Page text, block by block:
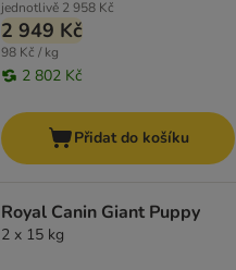
jednotlivě 2 958 Kč
2 949 Kč
98 Kč / kg
2 802 Kč
Přidat do košíku
Royal Canin Giant Puppy
2 x 15 kg